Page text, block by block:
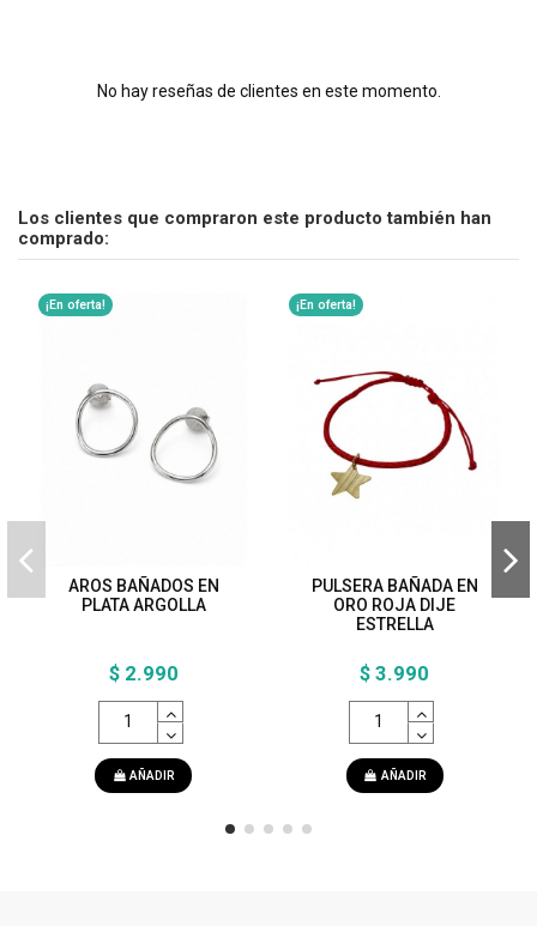
No hay reseñas de clientes en este momento.
Los clientes que compraron este producto también han
comprado:
¡En oferta!
AROS BAÑADOS EN
PLATA ARGOLLA
$ 2.990
AÑADIR
¡En oferta!
PULSERA BAÑADA EN
ORO ROJA DIJE
ESTRELLA
$ 3.990
AÑADIR